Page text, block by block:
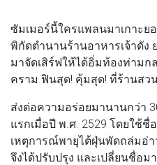
ซัมเมอร์นี้ใครแพลนมาเกาะย
พิกัดตำนานร้านอาหารเจ้าดัง
มาจัดเสิร์ฟให้ได้อิ่มท้องท่ามก
คราม ฟินสุด! คุ้มสุด! ที่ร้านสว
ส่งต่อความอร่อยมานานกว่า
แรกเมื่อปี พ.ศ. 2529 โดยใช้ชื่
เหตุการณ์พายุไต้ฝุ่นพัดถล่มอ่
จึงได้ปรับปรุง และเปลี่ยนชื่อม